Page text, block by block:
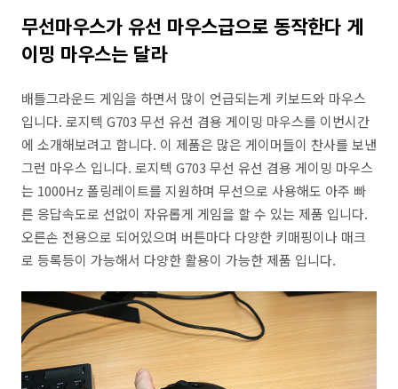
무선마우스가 유선 마우스급으로 동작한다 게
이밍 마우스는 달라
배틀그라운드 게임을 하면서 많이 언급되는게 키보드와 마우스
입니다. 로지텍 G703 무선 유선 겸용 게이밍 마우스를 이번시간
에 소개해보려고 합니다. 이 제품은 많은 게이머들이 찬사를 보낸
그런 마우스 입니다. 로지텍 G703 무선 유선 겸용 게이밍 마우스
는 1000Hz 폴링레이트를 지원하며 무선으로 사용해도 아주 빠
른 응답속도로 선없이 자유롭게 게임을 할 수 있는 제품 입니다.
오른손 전용으로 되어있으며 버튼마다 다양한 키매핑이나 매크
로 등록등이 가능해서 다양한 활용이 가능한 제품 입니다.